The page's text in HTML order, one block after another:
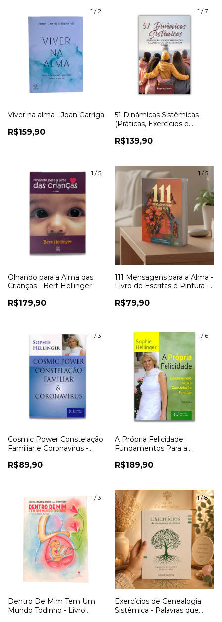
1 /2
Viver na alma - Joan Garriga
R$159,90
1 /7
51 Dinâmicas Sistêmicas
(Práticas, Exercícios e
com Sua Essência - Rejane
R$139,90
1 /5
Olhando para a Alma das
Crianças - Bert Hellinger
R$179,90
1 /5
111 Mensagens para a Alma -
Livro de Escritas e Pintura -
R$79,90
1 /3
Cosmic Power Constelação
Familiar e Coronavírus -
R$89,90
1 / 6
A Própria Felicidade
Fundamentos Para a
Sophie Hellinger
R$189,90
1 /3
Dentro De Mim Tem Um
Mundo Todinho - Livro
1/8
Exercícios de Genealogia
Sistêmica - Palavras que